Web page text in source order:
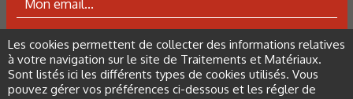
N°500 - Mai / Juin 2026
Simulation numérique
ABONNEZ-VOUS À LA NEWSLETTER
Les cookies permettent de collecter des informations relatives
à votre navigation sur le site de Traitements et Matériaux.
Sont listés ici les différents types de cookies utilisés. Vous
pouvez gérer vos préférences ci-dessous et les régler de